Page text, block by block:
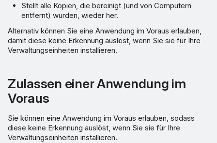
Stellt alle Kopien, die bereinigt (und von Computern
entfernt) wurden, wieder her.
Alternativ können Sie eine Anwendung im Voraus erlauben,
damit diese keine Erkennung auslöst, wenn Sie sie für Ihre
Verwaltungseinheiten installieren.
Zulassen einer Anwendung im
Voraus
Sie können eine Anwendung im Voraus erlauben, sodass
diese keine Erkennung auslöst, wenn Sie sie für Ihre
Verwaltungseinheiten installieren.